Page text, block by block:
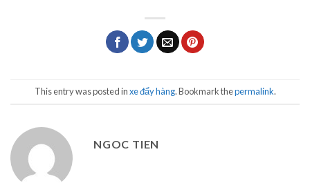
This entry was posted inxe đẩy hàng. Bookmark thepermalink.
NGOC TIEN